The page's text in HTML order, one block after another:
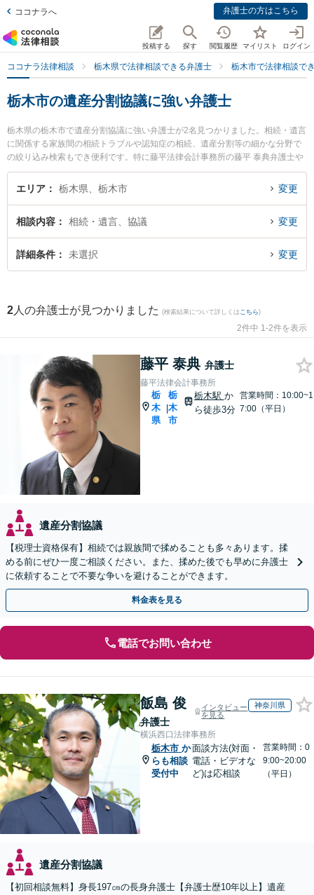
ココナラへ 弁護士の方はこちら
投稿する 探す 閲覧履歴 マイリスト ログイン
ココナラ法律相談 栃木県で法律相談できる弁護士 栃木市で法律相談で
栃木市の遺産分割協議に強い弁護士
栃木県の栃木市で遺産分割協議に強い弁護士が2名見つかりました。相続・遺言
に関係する家族間の相続トラブルや認知症の相続、遺産分割等の細かな分野で
の絞り込み検索もでき便利です。特に藤平法律会計事務所の藤平 泰典弁護士や
栃木フォレスト法律事務所の古山 弘子弁護士のプロフィール情報や弁護士費
用、強みなどが注目されています。『栃木市で土日や夜間に発生した遺産分割
法律相談できる栃木市内の弁護士に相談予約したい』などでお困りの相談者さ
んにおすすめです。
エリア 栃木県、栃木市 変更
相談内容 相続・遺言、協議 変更
詳細条件 未選択 変更
2 人の弁護士が見つかりました (検索結果について詳しくは こちら)
2件中 1-2件を表示
藤平 泰典 弁護士
藤平法律会計事務所
栃
木
県
|
栃
木
市
栃木駅 か
ら徒歩3分
営業時間：10:00~1
7:00（平日）
遺産分割協議
【税理士資格保有】相続では親族間で揉めることも多々あります。揉
める前にぜひ一度ご相談ください。また、揉めた後でも早めに弁護士
に依頼することで不要な争いを避けることができます。
料金表を見る
電話でお問い合わせ
飯島 俊
弁護士
インタビュー
を見る
神奈川県
横浜西口法律事務所
栃木市 か
らも相談
受付中
面談方法(対面・
電話・ビデオな
ど)は応相談
営業時間：0
9:00~20:00
（平日）
遺産分割協議
【初回相談無料】身長197㎝の長身弁護士【弁護士歴10年以上】遺産